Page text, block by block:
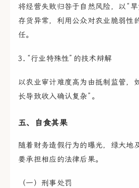
将经营失败归咎于自然风险，以“
存货异常，利用公众对农业脆弱性
任。
3.“行业特殊性”的技术辩解
以农业审计难度高为由抵制监管，
长导致收入确认复杂”。
五、自食其果
随着财务造假行为的曝光，绿大地
要承担相应的法律后果。
（一）刑事处罚